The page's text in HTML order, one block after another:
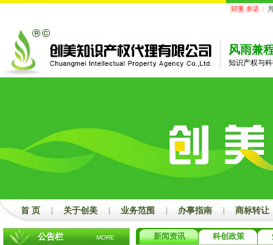
郑重承诺： 凡
风雨兼
知识产权与
首 页 关于创美 业务范围 办事指南 商标转让
公告栏 MORE 新闻资讯 科创政策